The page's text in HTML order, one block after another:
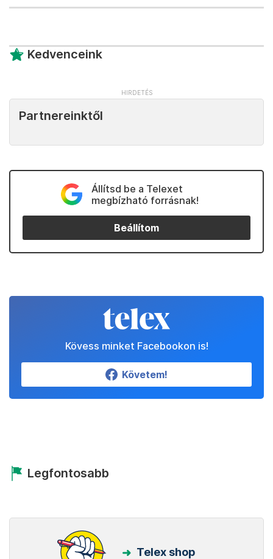
Kedvenceink
Partnereinktől
Állítsd be a Telexet
megbízható forrásnak!
Beállítom
Kövess minket Facebookon is!
Követem!
Legfontosabb
Telex shop